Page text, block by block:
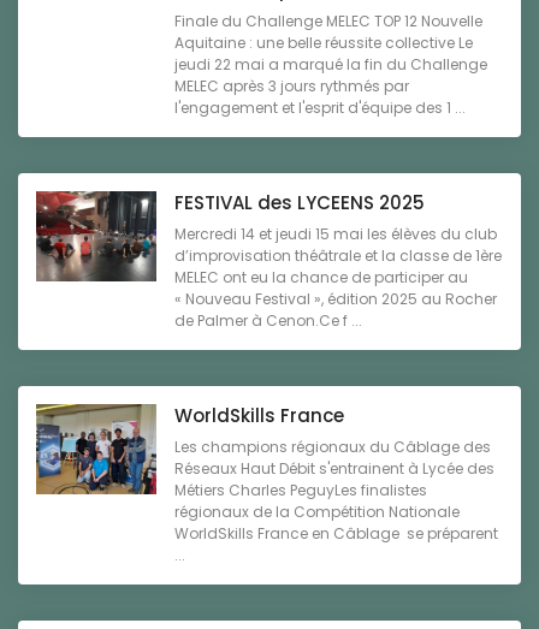
Finale du Challenge MELEC TOP 12 Nouvelle
Aquitaine : une belle réussite collective Le
jeudi 22 mai a marqué la fin du Challenge
MELEC après 3 jours rythmés par
l'engagement et l'esprit d'équipe des 1 ...
FESTIVAL des LYCEENS 2025
Mercredi 14 et jeudi 15 mai les élèves du club
d’improvisation théâtrale et la classe de 1ère
MELEC ont eu la chance de participer au
« Nouveau Festival », édition 2025 au Rocher
de Palmer à Cenon.Ce f ...
WorldSkills France
Les champions régionaux du Câblage des
Réseaux Haut Débit s'entrainent à Lycée des
Métiers Charles PeguyLes finalistes
régionaux de la Compétition Nationale
WorldSkills France en Câblage se préparent
...